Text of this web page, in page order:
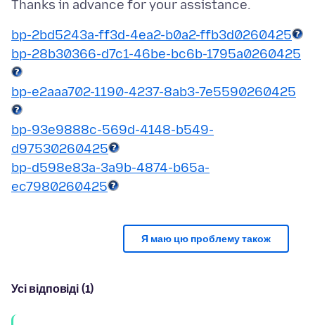
bp-2bd5243a-ff3d-4ea2-b0a2-ffb3d0260425
bp-28b30366-d7c1-46be-bc6b-1795a0260425
bp-e2aaa702-1190-4237-8ab3-7e5590260425
bp-93e9888c-569d-4148-b549-
d97530260425
bp-d598e83a-3a9b-4874-b65a-
ec7980260425
Я маю цю проблему також
Усі відповіді (1)